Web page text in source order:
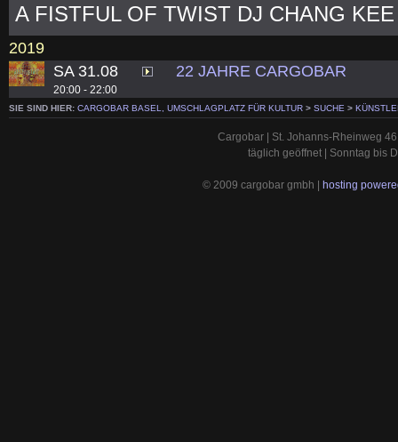
A FISTFUL OF TWIST DJ CHANG
2019
SA 31.08
20:00 - 22:00
22 JAHRE CARGOBAR
SIE SIND HIER: CARGOBAR BASEL, UMSCHLAGPLATZ FÜR KULTUR > SUCHE >
Cargobar | St. Johanns-Rheinweg
täglich geöffnet | Sonntag bis
© 2009 cargobar gmbh | hosting